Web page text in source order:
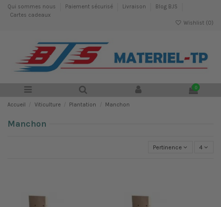
Qui sommes nous Paiement sécurisé Livraison
Blog BJS
Cartes cadeaux
Wishlist (0)
0
Accueil Viticulture Plantation Manchon
Manchon
Pertinence 4